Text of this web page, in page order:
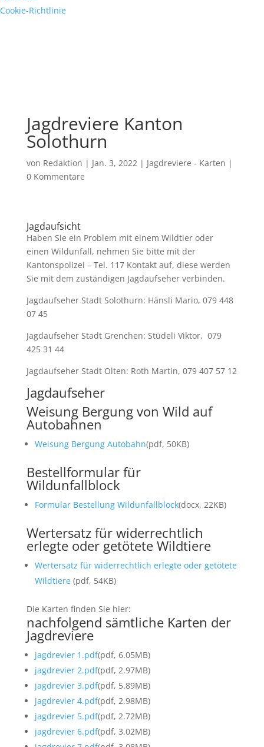
Cookie-Richtlinie
Jagdreviere Kanton
Solothurn
von Redaktion | Jan. 3, 2022 | Jagdreviere - Karten |
0 Kommentare
Jagdaufsicht
Haben Sie ein Problem mit einem Wildtier oder
einen Wildunfall, nehmen Sie bitte mit der
Kantonspolizei – Tel. 117 Kontakt auf, diese werden
Sie mit dem zuständigen Jagdaufseher verbinden.
Jagdaufseher Stadt Solothurn: Hänsli Mario, 079 448
07 45
Jagdaufseher Stadt Grenchen: Stüdeli Viktor, 079
425 31 44
Jagdaufseher Stadt Olten: Roth Martin, 079 407 57 12
Jagdaufseher
Weisung Bergung von Wild auf
Autobahnen
Weisung Bergung Autobahn(pdf, 50KB)
Bestellformular für
Wildunfallblock
Formular Bestellung Wildunfallblock(docx, 22KB)
Wertersatz für widerrechtlich
erlegte oder getötete Wildtiere
Wertersatz für widerrechtlich erlegte oder getötete
Wildtiere (pdf, 54KB)
Die Karten finden Sie hier:
nachfolgend sämtliche Karten der
Jagdreviere
jagdrevier 1.pdf(pdf, 6.05MB)
jagdrevier 2.pdf(pdf, 2.97MB)
jagdrevier 3.pdf(pdf, 5.89MB)
jagdrevier 4.pdf(pdf, 2.98MB)
jagdrevier 5.pdf(pdf, 2.72MB)
jagdrevier 6.pdf(pdf, 3.02MB)